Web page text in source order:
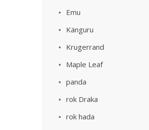
Emu
Känguru
Krugerrand
Maple Leaf
panda
rok Draka
rok hada